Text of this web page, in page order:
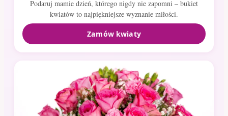
Podaruj mamie dzień, którego nigdy nie zapomni – bukiet
kwiatów to najpiękniejsze wyznanie miłości.
Zamów kwiaty